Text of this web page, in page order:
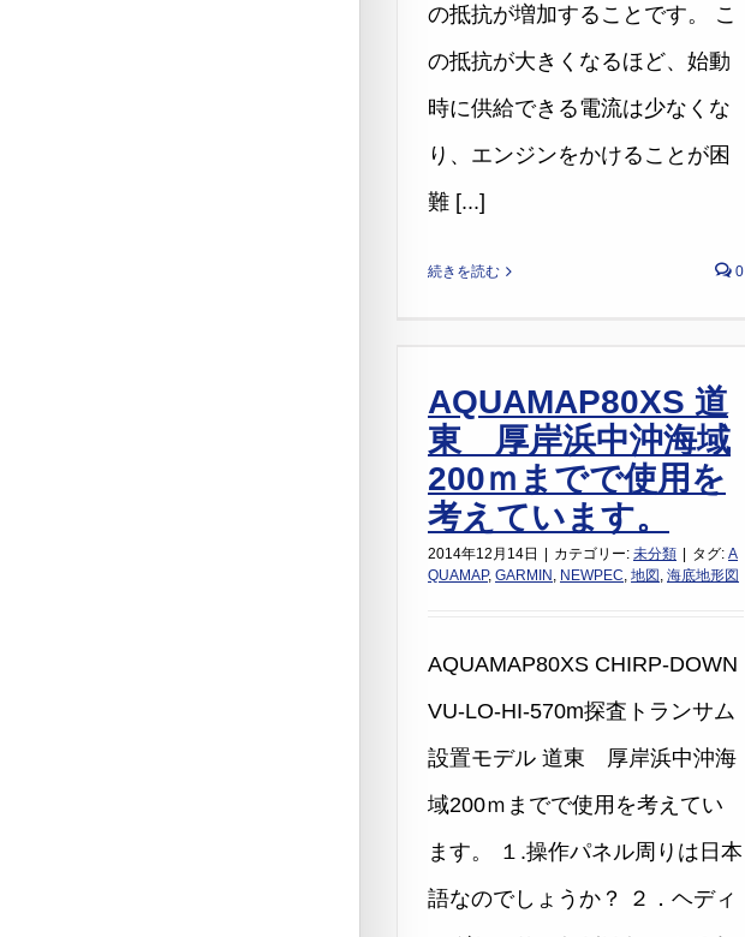
の抵抗が増加することです。 こ
の抵抗が大きくなるほど、始動
時に供給できる電流は少なくな
り、エンジンをかけることが困
難 [...]
続きを読む 0
AQUAMAP80XS 道
東 厚岸浜中沖海域
200ｍまでで使用を
考えています。
2014年12月14日 カテゴリー: 未分類 タグ: A
QUAMAP, GARMIN , NEWPEC, 地図 , 海底地形図
AQUAMAP80XS CHIRP-DOWN
VU-LO-HI-570m探査トランサム
設置モデル 道東 厚岸浜中沖海
域200ｍまでで使用を考えてい
ます。 １.操作パネル周りは日本
語なのでしょうか？ ２．ヘディ